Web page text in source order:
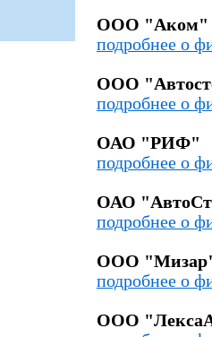
ООО "Аком"
подробнее о
ООО
подробнее о
ОАО "РИФ"
подробнее о
ОАО
подробнее о
ООО
подробнее о
ООО